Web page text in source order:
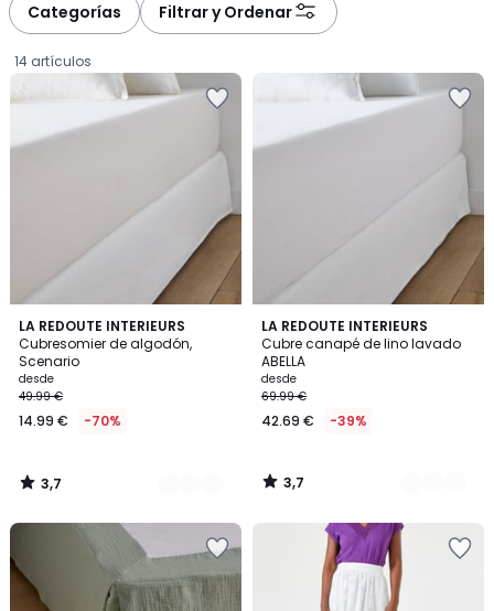
Categorías Filtrar y Ordenar
14 artículos
LA REDOUTE INTERIEURS
Cubresomier de algodón,
Scenario
Precio
a
partir
14.99
€
49.99
desde
49.99 €
14.99 € -70%
3,7
/ 5
5
Colores
3,7
/
LA REDOUTE INTERIEURS
Cubre canapé de lino lavado
ABELLA
desde
69.99 €
42.69 € -39%
3,7
/ 5
5
Colores
3,7
/